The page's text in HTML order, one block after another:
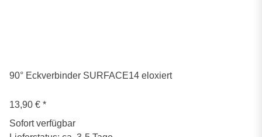
90° Eckverbinder SURFACE14 eloxiert
13,90 € *
Sofort verfügbar